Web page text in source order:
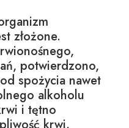
złożone.
potwierdzono,
spożycia nawet
alkoholu
i tętno